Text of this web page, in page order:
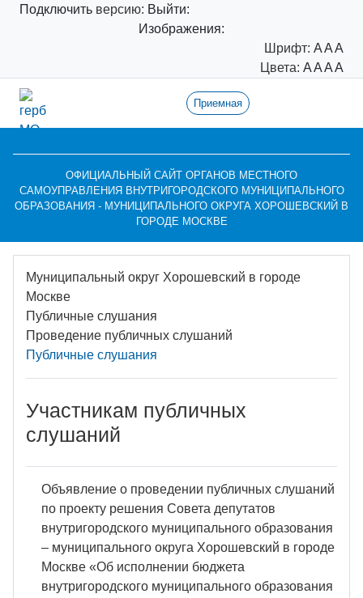
Подключить версию: Выйти:
Изображения:
Шрифт: AAA
Цвета: AAAA
Приемная
ОФИЦИАЛЬНЫЙ САЙТ ОРГАНОВ МЕСТНОГО
САМОУПРАВЛЕНИЯ ВНУТРИГОРОДСКОГО МУНИЦИПАЛЬНОГО
ОБРАЗОВАНИЯ - МУНИЦИПАЛЬНОГО ОКРУГА ХОРОШЕВСКИЙ В
ГОРОДЕ МОСКВЕ
Муниципальный округ Хорошевский в городе
Москве
Публичные слушания
Проведение публичных слушаний
Публичные слушания
Участникам публичных
слушаний
Объявление о проведении публичных слушаний
по проекту решения Совета депутатов
внутригородского муниципального образования
‒ муниципального округа Хорошевский в городе
Москве «Об исполнении бюджета
внутригородского муниципального образования